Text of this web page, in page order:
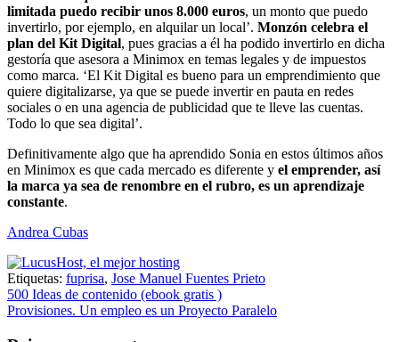
limitada puedo recibir unos 8.000 euros, un monto que puedo
invertirlo, por ejemplo, en alquilar un local’. Monzón celebra el
plan del Kit Digital, pues gracias a él ha podido invertirlo en dicha
gestoría que asesora a Minimox en temas legales y de impuestos
como marca. ‘El Kit Digital es bueno para un emprendimiento que
quiere digitalizarse, ya que se puede invertir en pauta en redes
sociales o en una agencia de publicidad que te lleve las cuentas.
Todo lo que sea digital’.
Definitivamente algo que ha aprendido Sonia en estos últimos años
en Minimox es que cada mercado es diferente y el emprender, así
la marca ya sea de renombre en el rubro, es un aprendizaje
constante.
Andrea Cubas
Etiquetas: fuprisa, Jose Manuel Fuentes Prieto
Navegación
de
500 Ideas de contenido (ebook gratis )
Provisiones. Un empleo es un Proyecto Paralelo